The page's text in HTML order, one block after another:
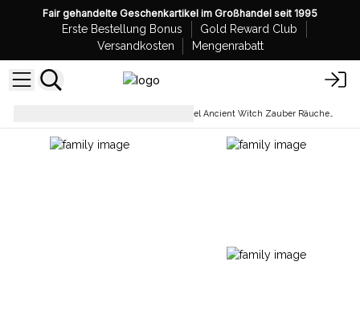
Fair gehandelte Geschenkartikel im Großhandel seit 1995
Erste Bestellung Bonus
Gold Reward Club
Versandkosten
Mengenrabatt
Großhandel Ancient Witch Zauber Räucherstäbchen